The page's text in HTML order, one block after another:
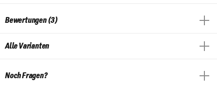
Bewertungen (3)
Alle Varianten
Noch Fragen?